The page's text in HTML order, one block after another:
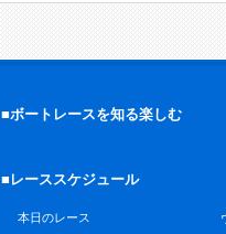
■ボートレースを知る楽しむ
■レーススケジュール
本日のレース